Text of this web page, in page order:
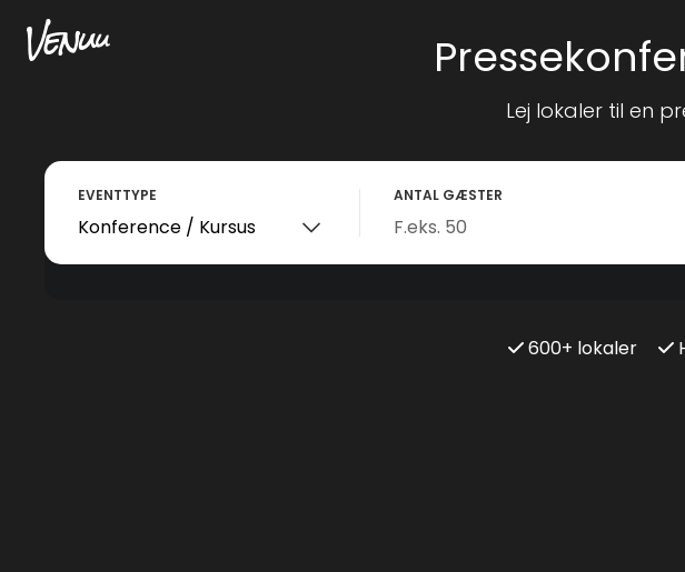
Lej lokaler til en
EVENTTYPE ANTAL GÆSTER
600+ lokaler